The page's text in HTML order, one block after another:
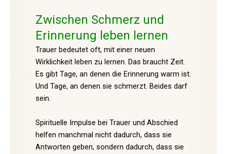
Zwischen Schmerz und
Erinnerung leben lernen
Trauer bedeutet oft, mit einer neuen
Wirklichkeit leben zu lernen. Das braucht Zeit.
Es gibt Tage, an denen die Erinnerung warm ist.
Und Tage, an denen sie schmerzt. Beides darf
sein.
Spirituelle Impulse bei Trauer und Abschied
helfen manchmal nicht dadurch, dass sie
Antworten geben, sondern dadurch, dass sie